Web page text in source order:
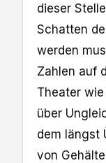
dieser
Schatten
werden
Zahlen auf
Theater
über
dem längst
von